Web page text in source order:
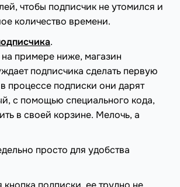
чтобы подписчик не утомился и
количество времени.
.
примере ниже, магазин
подписчика сделать первую
процессе подписки они дарят
с помощью специального кода,
в своей корзине. Мелочь, а
просто для удобства